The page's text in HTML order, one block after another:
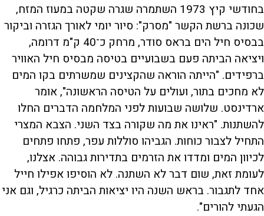
בחודשי קיץ 1973 השתמרה שגרה שקטה במעוז המזח,
שכונה ברשת הקשר "מסרק": סיור יומי לאורך הגזרה וביקור
בבסיס חיל הים בראס סודר, מרחק כ־40 ק"מ דרומה,
ויציאה הביתה פעם בשבועיים בטיסה מבסיס חיל האוויר
ברפידים. "הייתה הוראה שהקצינים שמשרתים בקו המים
לא מחכים בתור, ועולים על הטיסה הראשונה", אומר
ארדינסט. שלושה שבועות לפני המלחמה הדברים החלו
להשתנות. "ראינו את מה שקורה בצד השני. הצבא המצרי
התחיל לצבור כוחות. הגביהו סוללות עפר, פתחו פתחים
לכיוון המים ומדדו את הזרמים בתדירות גבוהה. אצלנו,
לעומת זאת, שום דבר לא השתנה. לא הוסיפו אפילו חייל
אחד לתגבור. בראש השנה היו יציאות הביתה כרגיל, וגם אני
הגעתי להורים".